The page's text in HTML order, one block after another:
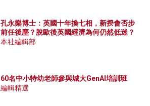
孔永樂博士：英國十年換七相，新揆會否步
前任後塵？脫歐後英國經濟為何仍然低迷？
本社編輯部
60名中小特幼老師參與城大GenAI培訓班
編輯精選